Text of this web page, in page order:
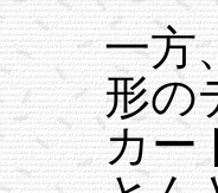
一方
形の
カー